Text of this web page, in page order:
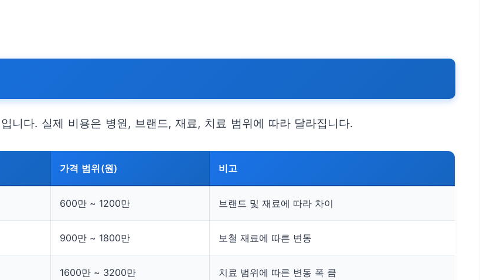
니다. 실제 비용은 병원, 브랜드, 재료, 치료 범위에 따라 달라집니다.
가격 범위(원) 비고
600만 ~ 1200만 브랜드 및 재료에 따라 차이
900만 ~ 1800만 보철 재료에 따른 변동
1600만 ~ 3200만 치료 범위에 따른 변동 폭 큼